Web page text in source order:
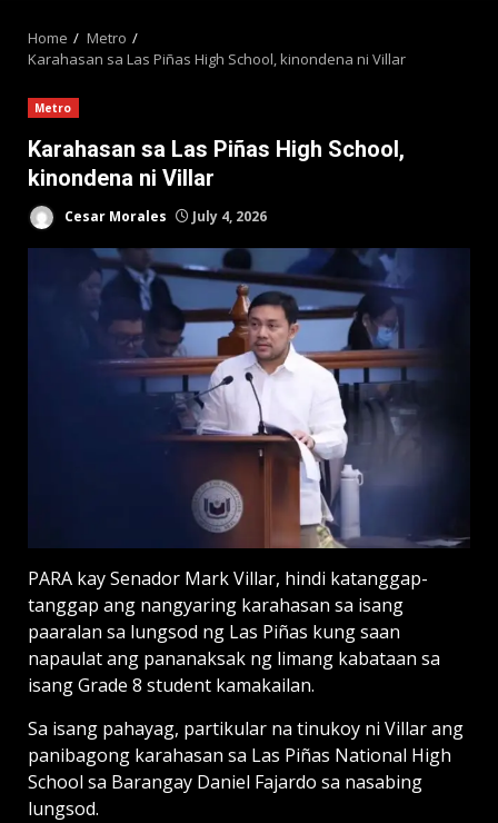
Home
Metro
Karahasan sa Las Piñas High School, kinondena ni Villar
Metro
Karahasan sa Las Piñas High School,
kinondena ni Villar
Cesar Morales July 4, 2026
PARA kay Senador Mark Villar, hindi katanggap-
tanggap ang nangyaring karahasan sa isang
paaralan sa lungsod ng Las Piñas kung saan
napaulat ang pananaksak ng limang kabataan sa
isang Grade 8 student kamakailan.
Sa isang pahayag, partikular na tinukoy ni Villar ang
panibagong karahasan sa Las Piñas National High
School sa Barangay Daniel Fajardo sa nasabing
lungsod.